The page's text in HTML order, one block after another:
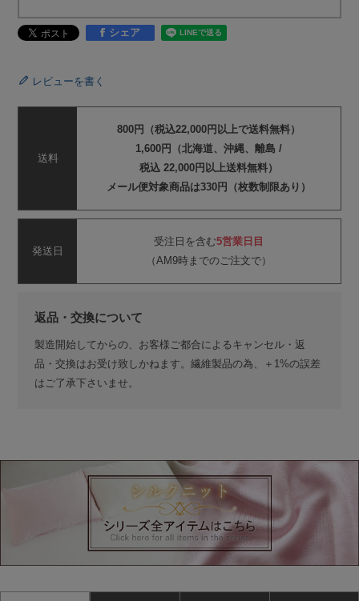
シェア
レビューを書く
送料
800円（税込22,000円以上で送料無料）
1,600円（北海道、沖縄、離島 /
税込 22,000円以上送料無料）
メール便対象商品は330円（枚数制限あり）
発送日
受注日を含む5営業日目
（AM9時までのご注文で）
返品・交換について
製造開始してからの、お客様ご都合によるキャンセル・返
品・交換はお受け致しかねます。繊維製品の為、＋1%の誤差
はご了承下さいませ。